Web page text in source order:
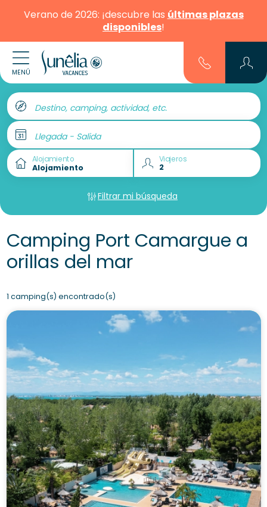
Verano de 2026: ¡descubre las últimas plazas
disponibles!
MENÚ
Destino, camping, actividad, etc.
Llegada - Salida
Alojamiento Viajeros
Filtrar mi búsqueda
Camping Port Camargue a
orillas del mar
1 camping(s) encontrado(s)